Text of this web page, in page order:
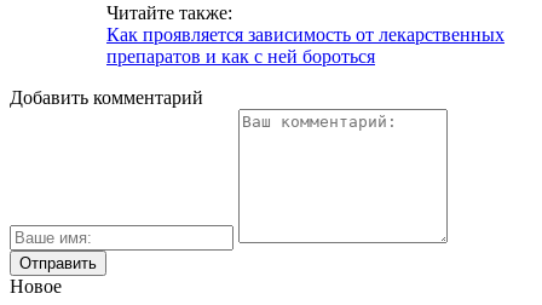
Читайте также:
Как проявляется зависимость от лекарственных
препаратов и как с ней бороться
Добавить комментарий
Новое